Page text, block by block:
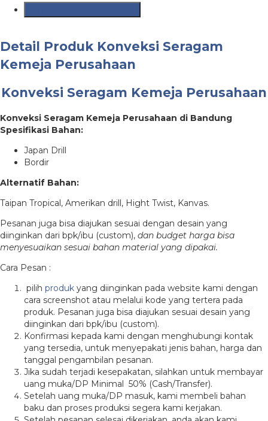
Detail Produk Konveksi Seragam
Kemeja Perusahaan
Konveksi Seragam Kemeja Perusahaan
Konveksi Seragam Kemeja Perusahaan di Bandung
Spesifikasi Bahan:
Japan Drill
Bordir
Alternatif Bahan:
Taipan Tropical, Amerikan drill, Hight Twist, Kanvas.
Pesanan juga bisa diajukan sesuai dengan desain yang
diinginkan dari bpk/ibu (custom), dan budget harga bisa
menyesuaikan sesuai bahan material yang dipakai.
Cara Pesan :
pilih produk yang diinginkan pada website kami dengan
cara screenshot atau melalui kode yang tertera pada
produk. Pesanan juga bisa diajukan sesuai desain yang
diinginkan dari bpk/ibu (custom).
Konfirmasi kepada kami dengan menghubungi kontak
yang tersedia, untuk menyepakati jenis bahan, harga dan
tanggal pengambilan pesanan.
Jika sudah terjadi kesepakatan, silahkan untuk membayar
uang muka/DP Minimal 50% (Cash/Transfer).
Setelah uang muka/DP masuk, kami membeli bahan
baku dan proses produksi segera kami kerjakan.